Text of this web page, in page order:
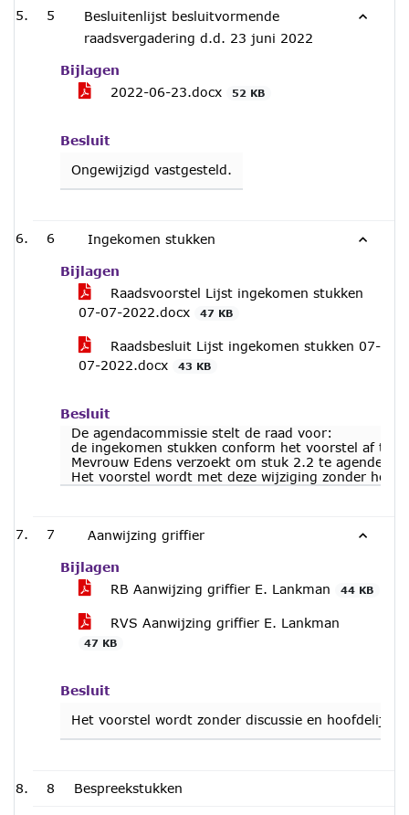
5
Besluitenlijst besluitvormende
raadsvergadering d.d. 23 juni 2022
Bijlagen
2022-06-23.docx
52 KB
Besluit
Ongewijzigd vastgesteld.
6 Ingekomen stukken
Bijlagen
Raadsvoorstel Lijst ingekomen stukken
07-07-2022.docx
47 KB
Raadsbesluit Lijst ingekomen stukken 07-
07-2022.docx
43 KB
Besluit
De agendacommissie stelt de raad voor:
de ingekomen stukken conform het voorstel af te
Mevrouw Edens verzoekt om stuk 2.2 te
Het voorstel wordt met deze wijziging zonder
7 Aanwijzing griffier
Bijlagen
RB Aanwijzing griffier E. Lankman
44 KB
RVS Aanwijzing griffier E. Lankman
47 KB
Besluit
Het voorstel wordt zonder discussie en hoofdelijke
8 Bespreekstukken